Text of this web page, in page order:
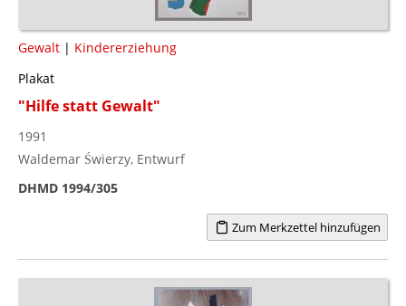
Gewalt | Kindererziehung
Plakat
"Hilfe statt Gewalt"
1991
Waldemar Świerzy, Entwurf
DHMD 1994/305
Zum Merkzettel hinzufügen